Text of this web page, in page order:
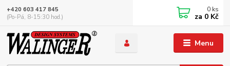
Menu
+420 603 417 845
(Po-Pá, 8-15:30 hod.)
0 ks
za 0 Kč